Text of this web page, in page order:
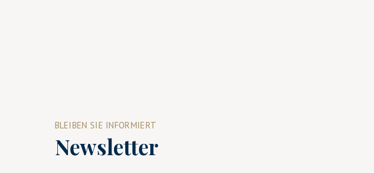
BLEIBEN SIE INFORMIERT
Newsletter